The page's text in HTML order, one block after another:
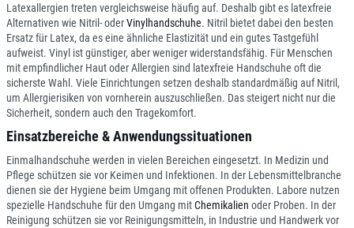
Latexallergien treten vergleichsweise häufig auf. Deshalb gibt es latexfreie
Alternativen wie Nitril- oderVinylhandschuhe. Nitril bietet dabei den besten
Ersatz für Latex, da es eine ähnliche Elastizität und ein gutes Tastgefühl
aufweist. Vinyl ist günstiger, aber weniger widerstandsfähig. Für Menschen
mit empfindlicher Haut oder Allergien sind latexfreie Handschuhe oft die
sicherste Wahl. Viele Einrichtungen setzen deshalb standardmäßig auf Nitril,
um Allergierisiken von vornherein auszuschließen. Das steigert nicht nur die
Sicherheit, sondern auch den Tragekomfort.
Einsatzbereiche & Anwendungssituationen
Einmalhandschuhe werden in vielen Bereichen eingesetzt. In Medizin und
Pflege schützen sie vor Keimen und Infektionen. In der Lebensmittelbranche
dienen sie der Hygiene beim Umgang mit offenen Produkten. Labore nutzen
spezielle Handschuhe für den Umgang mitChemikalien oder Proben. In der
Reinigung schützen sie vor Reinigungsmitteln, in Industrie und Handwerk vor